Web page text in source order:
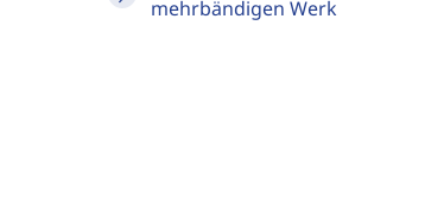
mehrbändigen Werk